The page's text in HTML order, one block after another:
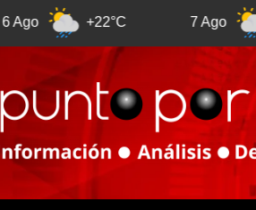
+22°C +20°C